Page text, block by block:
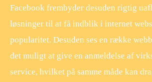
Facebook frembyder desuden rigtig
løsninger til at få indblik i internet
popularitet. Desuden ses en række
det muligt at give en anmeldelse af
service, hvilket på samme måde kan